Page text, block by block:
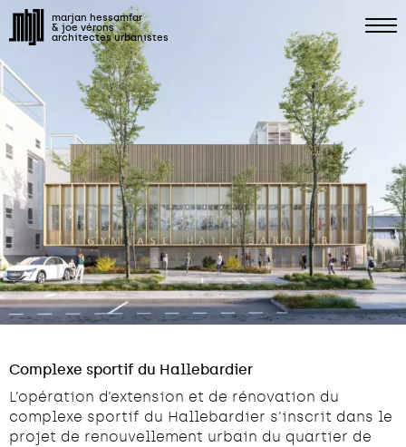
marjan hessamfar
& joe vérons
architectes urbanistes
Complexe sportif du Hallebardier
L’opération d’extension et de rénovation du
complexe sportif du Hallebardier s’inscrit dans le
projet de renouvellement urbain du quartier de